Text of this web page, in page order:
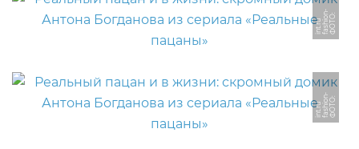
Ф
О
Т О:
f
a
s
hi o
n
-i
n
t.
r
u
Ф
О
Т О:
f
a
s
hi o
n
-i
n
t.
r
u